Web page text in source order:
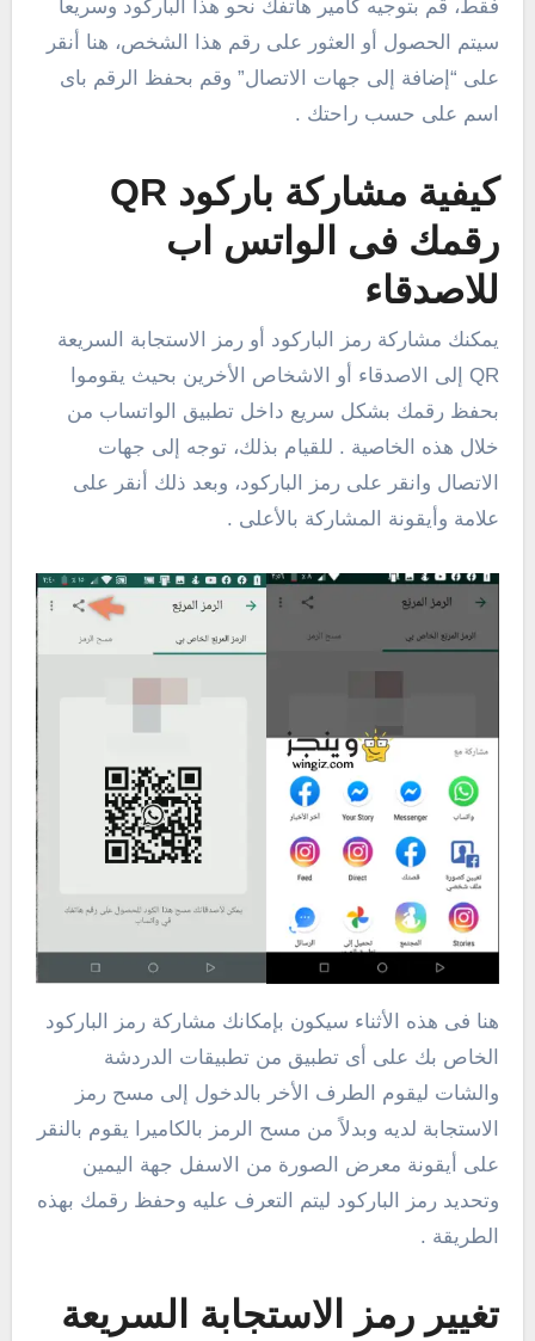
فقط، قم بتوجيه كامير هاتفك نحو هذا الباركود وسريعاً
سيتم الحصول أو العثور على رقم هذا الشخص، هنا أنقر
على “إضافة إلى جهات الاتصال” وقم بحفظ الرقم باى
اسم على حسب راحتك .
كيفية مشاركة باركود QR
رقمك فى الواتس اب
للاصدقاء
يمكنك مشاركة رمز الباركود أو رمز الاستجابة السريعة
QR إلى الاصدقاء أو الاشخاص الأخرين بحيث يقوموا
بحفظ رقمك بشكل سريع داخل تطبيق الواتساب من
خلال هذه الخاصية . للقيام بذلك، توجه إلى جهات
الاتصال وانقر على رمز الباركود، وبعد ذلك أنقر على
علامة وأيقونة المشاركة بالأعلى .
هنا فى هذه الأثناء سيكون بإمكانك مشاركة رمز الباركود
الخاص بك على أى تطبيق من تطبيقات الدردشة
والشات ليقوم الطرف الأخر بالدخول إلى مسح رمز
الاستجابة لديه وبدلاً من مسح الرمز بالكاميرا يقوم بالنقر
على أيقونة معرض الصورة من الاسفل جهة اليمين
وتحديد رمز الباركود ليتم التعرف عليه وحفظ رقمك بهذه
الطريقة .
تغيير رمز الاستجابة السريعة